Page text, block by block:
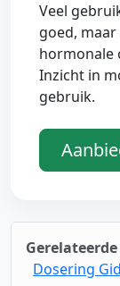
Veel
goed,
hormonale
Inzicht in
gebruik.
Dosering